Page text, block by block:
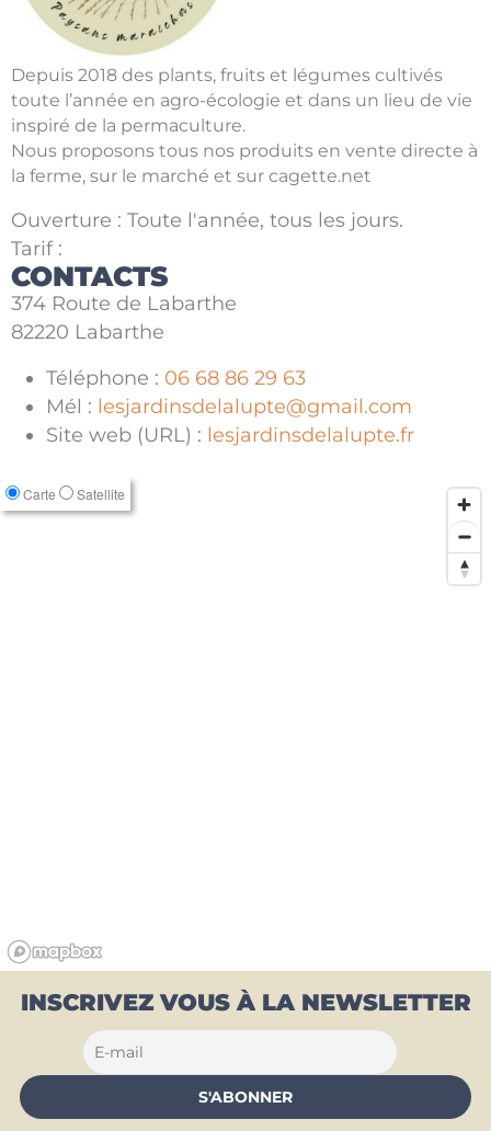
Depuis 2018 des plants, fruits et légumes cultivés
toute l’année en agro-écologie et dans un lieu de vie
inspiré de la permaculture.
Nous proposons tous nos produits en vente directe à
la ferme, sur le marché et sur cagette.net
Ouverture : Toute l'année, tous les jours.
Tarif :
CONTACTS
374 Route de Labarthe
82220 Labarthe
Téléphone : 06 68 86 29 63
Mél : lesjardinsdelalupte@gmail.com
Site web (URL) : lesjardinsdelalupte.fr
Carte Satellite
INSCRIVEZ VOUS À LA NEWSLETTER